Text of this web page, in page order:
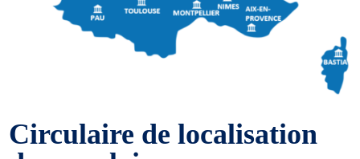
Circulaire de localisation